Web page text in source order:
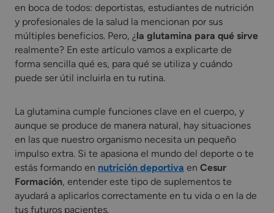
en boca de todos: deportistas, estudiantes de nutrición
y profesionales de la salud la mencionan por sus
múltiples beneficios. Pero, ¿la glutamina para qué sirve
realmente? En este artículo vamos a explicarte de
forma sencilla qué es, para qué se utiliza y cuándo
puede ser útil incluirla en tu rutina.
La glutamina cumple funciones clave en el cuerpo, y
aunque se produce de manera natural, hay situaciones
en las que nuestro organismo necesita un pequeño
impulso extra. Si te apasiona el mundo del deporte o te
estás formando en nutrición deportiva en Cesur
Formación, entender este tipo de suplementos te
ayudará a aplicarlos correctamente en tu vida o en la de
tus futuros pacientes.